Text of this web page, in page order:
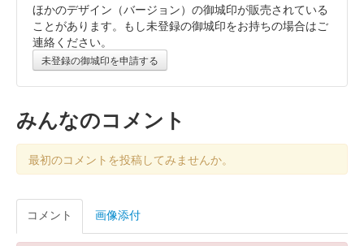
勝瑞城 御城印 お城EXPO2023限定版
販売終了
お城EXPO 2023で発売された御城印。各日限定50枚。
勝瑞城 御城印
販売終了
ほかのデザイン（バージョン）の御城印が販売されている
ことがあります。もし未登録の御城印をお持ちの場合はご
連絡ください。
未登録の御城印を申請する
みんなのコメント
最初のコメントを投稿してみませんか。
コメント 画像添付